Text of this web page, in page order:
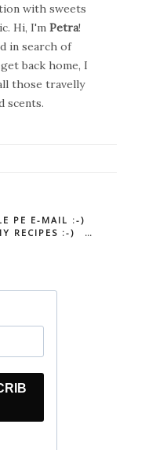
with sweets
Hi, I'm Petra!
in search of
back home, I
those travelly
scents.
PE E-MAIL :-)
RECIPES :-)